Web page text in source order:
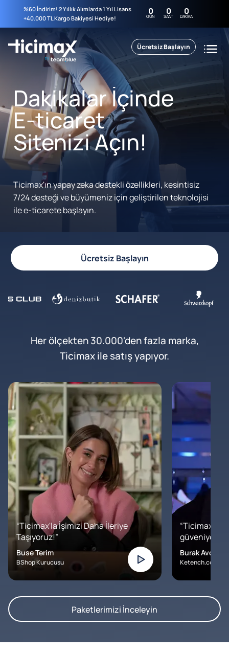
%60 İndirim! 2 Yıllık Alımlarda 1 Yıl Lisans
+40.000 TL Kargo Bakiyesi Hediye!
0
GÜN 0
SAAT 0
DAKIKA
Ücretsiz Başlayın
Dakikalar İçinde
E-ticaret
Sitenizi Açın!
Ticimax'ın yapay zeka destekli özellikleri, kesintisiz
7/24 desteği ve büyümeniz için geliştirilen teknolojisi
ile e-ticarete başlayın.
Ücretsiz Başlayın
Her ölçekten 30.000'den fazla marka,
Ticimax ile satış yapıyor.
“Ticimax'la İşimizi Daha İleriye
Taşıyoruz!”
Buse Terim
BShop Kurucusu
“Ticimax'a
Burak Avcılar
Ketench.com –
Paketlerimizi İnceleyin